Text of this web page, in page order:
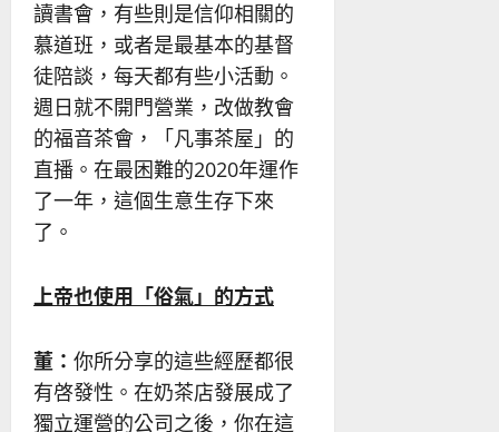
讀書會，有些則是信仰相關的
慕道班，或者是最基本的基督
徒陪談，每天都有些小活動。
週日就不開門營業，改做教會
的福音茶會，「凡事茶屋」的
直播。在最困難的2020年運作
了一年，這個生意生存下來
了。
上帝也使用「俗氣」的方式
董： 你所分享的這些經歷都很
有啓發性。在奶茶店發展成了
獨立運營的公司之後，你在這